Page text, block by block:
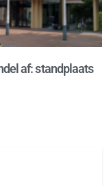
af: standplaats